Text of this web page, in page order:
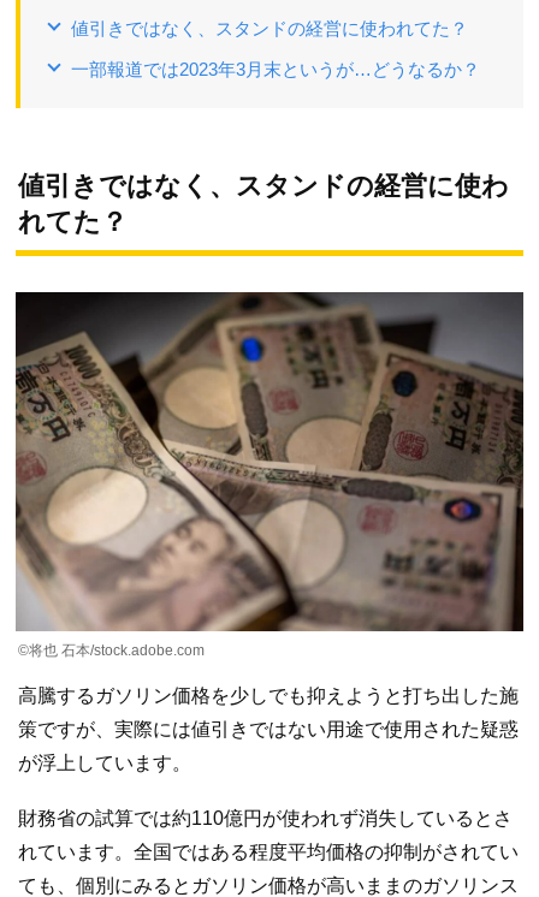
値引きではなく、スタンドの経営に使われてた？
一部報道では2023年3月末というが…どうなるか？
値引きではなく、スタンドの経営に使わ
れてた？
©将也 石本/stock.adobe.com
高騰するガソリン価格を少しでも抑えようと打ち出した施
策ですが、実際には値引きではない用途で使用された疑惑
が浮上しています。
財務省の試算では約110億円が使われず消失しているとさ
れています。全国ではある程度平均価格の抑制がされてい
ても、個別にみるとガソリン価格が高いままのガソリンス